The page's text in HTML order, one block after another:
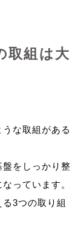
取組は大
な取組がある
をしっかり整
っています。
3つの取り組